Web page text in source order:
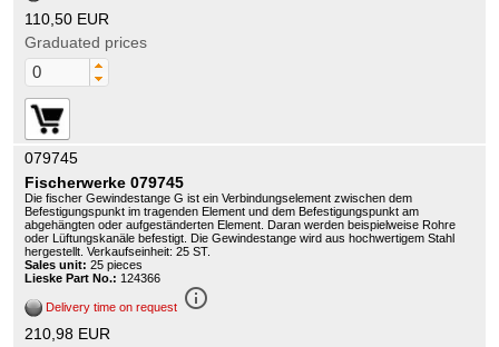
110,50 EUR
Graduated prices
079745
Fischerwerke 079745
Die fischer Gewindestange G ist ein Verbindungselement zwischen dem
Befestigungspunkt im tragenden Element und dem Befestigungspunkt am
abgehängten oder aufgeständerten Element. Daran werden beispielweise Rohre
oder Lüftungskanäle befestigt. Die Gewindestange wird aus hochwertigem Stahl
hergestellt. Verkaufseinheit: 25 ST.
Sales unit: 25 pieces
Lieske Part No.: 124366
Delivery time on request info_outline
210,98 EUR